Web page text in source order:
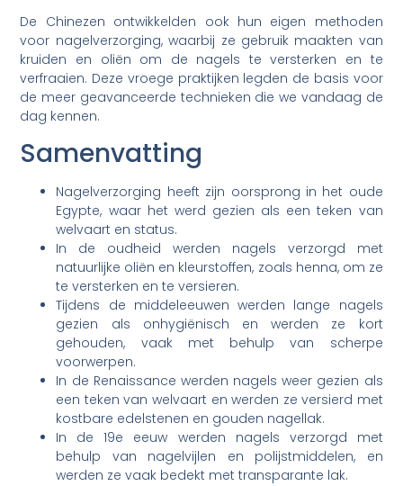
De Chinezen ontwikkelden ook hun eigen methoden
voor nagelverzorging, waarbij ze gebruik maakten van
kruiden en oliën om de nagels te versterken en te
verfraaien. Deze vroege praktijken legden de basis voor
de meer geavanceerde technieken die we vandaag de
dag kennen.
Samenvatting
Nagelverzorging heeft zijn oorsprong in het oude
Egypte, waar het werd gezien als een teken van
welvaart en status.
In de oudheid werden nagels verzorgd met
natuurlijke oliën en kleurstoffen, zoals henna, om ze
te versterken en te versieren.
Tijdens de middeleeuwen werden lange nagels
gezien als onhygiënisch en werden ze kort
gehouden, vaak met behulp van scherpe
voorwerpen.
In de Renaissance werden nagels weer gezien als
een teken van welvaart en werden ze versierd met
kostbare edelstenen en gouden nagellak.
In de 19e eeuw werden nagels verzorgd met
behulp van nagelvijlen en polijstmiddelen, en
werden ze vaak bedekt met transparante lak.